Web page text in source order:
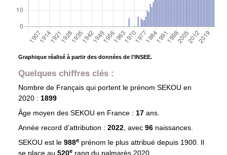
Graphique réalisé à partir des données de l'INSEE.
Quelques chiffres clés :
Nombre de Français qui portent le prénom SEKOU en
2020 : 1899
Âge moyen des SEKOU en France : 17 ans.
Année record d’attribution : 2022, avec 96 naissances.
SEKOU est le 988eprénom le plus attribué depuis 1900. Il
se place au 520e rang du palmarès 2020.